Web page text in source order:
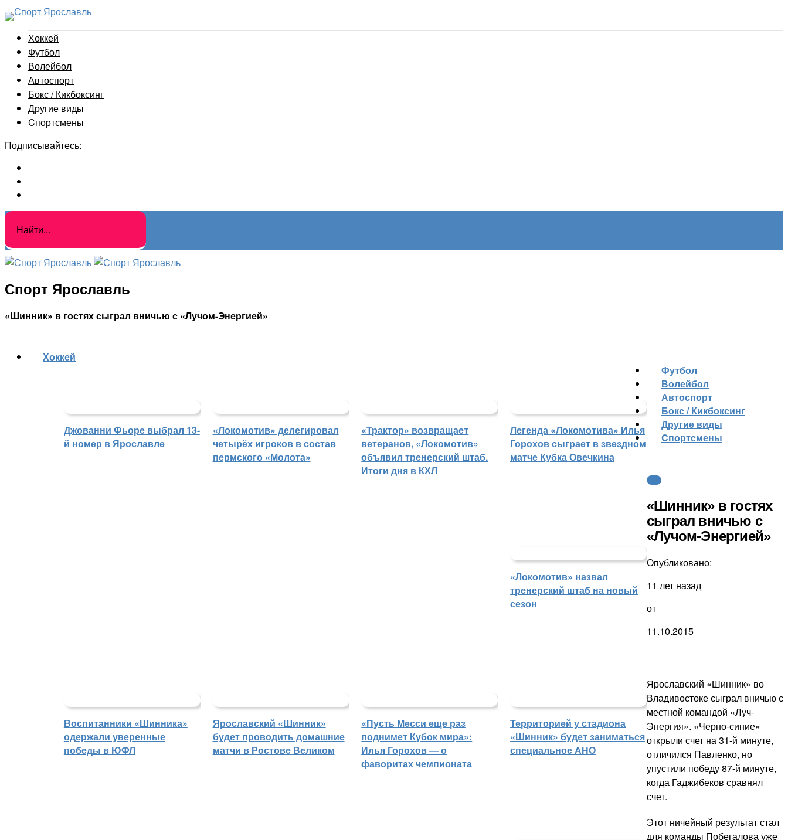
Хоккей
Футбол
Волейбол
Автоспорт
Бокс / Кикбоксинг
Другие виды
Cпортсмены
Подписывайтесь:
Спорт Ярославль
«Шинник» в гостях сыграл вничью с «Лучом-Энергией»
Хоккей
Джованни Фьоре выбрал 13-
й номер в Ярославле
«Локомотив» делегировал
четырёх игроков в состав
пермского «Молота»
«Трактор» возвращает
ветеранов, «Локомотив»
объявил тренерский штаб.
Итоги дня в КХЛ
Легенда «Локомотива» Илья
Горохов сыграет в звездном
матче Кубка Овечкина
«Локомотив» назвал
тренерский штаб на новый
сезон
Футбол
Воспитанники «Шинника»
одержали уверенные
победы в ЮФЛ
Ярославский «Шинник»
будет проводить домашние
матчи в Ростове Великом
«Пусть Месси еще раз
поднимет Кубок мира»:
Илья Горохов — о
фаворитах чемпионата
Территорией у стадиона
«Шинник» будет заниматься
специальное АНО
Волейбол
Автоспорт
Бокс / Кикбоксинг
Другие виды
Cпортсмены
ФНЛ
«Шинник» в гостях
сыграл вничью с
«Лучом-Энергией»
Опубликовано:
11 лет назад
от
11.10.2015
Ярославский «Шинник» во
Владивостоке сыграл вничью с
местной командой «Луч-
Энергия». «Черно-синие»
открыли счет на 31-й минуте,
отличился Павленко, но
упустили победу 87-й минуте,
когда Гаджибеков сравнял
счет.
Этот ничейный результат стал
для команды Побегалова уже